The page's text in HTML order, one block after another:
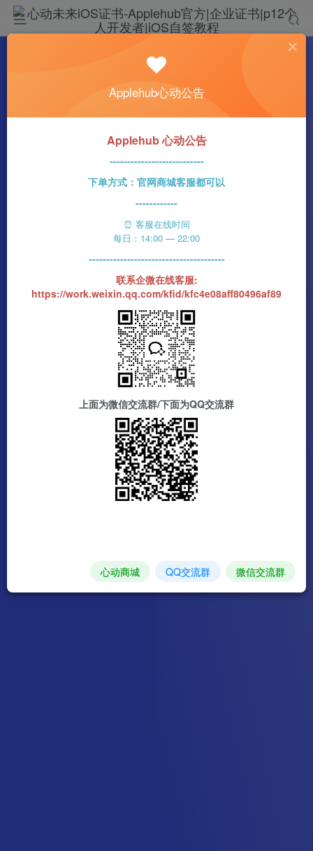
科技资讯
微信更新，最大 BUG 终于修复！
604字 4分钟 2022-12-13 lukai 177
0
该作者已发布126篇文章
Applehub心动公告
Applehub 心动公告
---------------------------
下单方式：官网商城客服都可以
------------
⏰ 客服在线时间
每日：14:00 — 22:00
---------------------------------------
联系企微在线客服:
https://work.weixin.qq.com/kfid/kfc4e08aff80496af89
上面为微信交流群/下面为QQ交流群
心动商城 QQ交流群 微信交流群